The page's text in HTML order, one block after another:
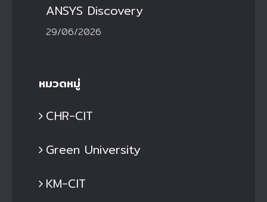
ANSYS Discovery
29/06/2026
หมวดหมู่
CHR-CIT
Green University
KM-CIT